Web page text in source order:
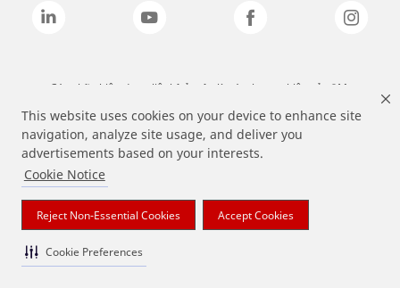
This website uses cookies on your device to enhance site
navigation, analyze site usage, and deliver you
advertisements based on your interests.
Cookie Notice
Reject Non-Essential Cookies Accept Cookies
Cookie Preferences
Các nhãn hiệu được liệt kê ở trên là các thương hiệu của 3M.